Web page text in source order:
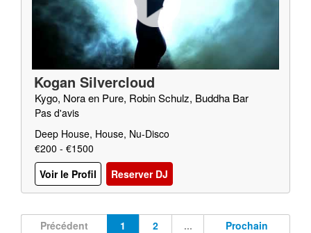
Kogan Silvercloud
Kygo, Nora en Pure, Robin Schulz, Buddha Bar
Pas d'avis
Deep House, House, Nu-Disco
€200 - €1500
Voir le Profil
Reserver DJ
Précédent 1 2 ... Prochain